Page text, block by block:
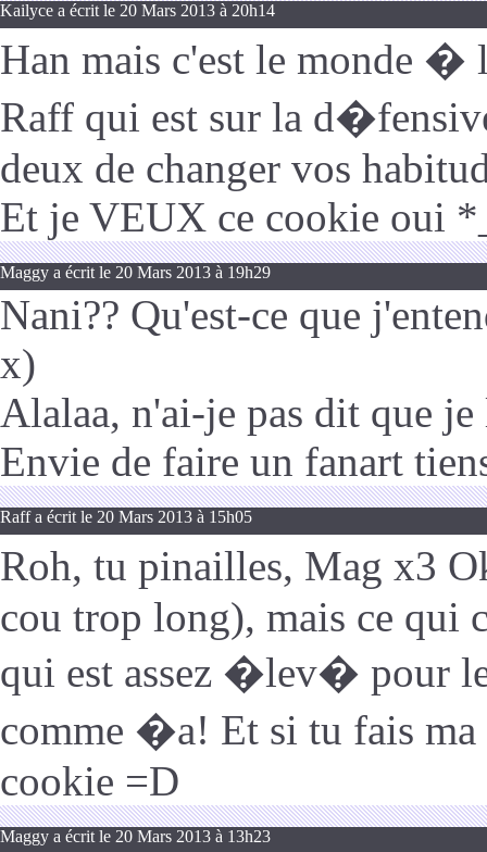
Kailyce a écrit le 20 Mars 2013 à 20h14
Han mais c'est le monde
Raff qui est sur la
deux de changer vos
Et je VEUX ce cookie oui
Maggy a écrit le 20 Mars 2013 à 19h29
Nani?? Qu'est-ce que
x)
Alalaa, n'ai-je pas dit que je
Envie de faire un fanart
Raff a écrit le 20 Mars 2013 à 15h05
Roh, tu pinailles, Mag x3
cou trop long), mais ce qui
qui est assez �lev� pour
comme �a! Et si tu fais
cookie =D
Maggy a écrit le 20 Mars 2013 à 13h23